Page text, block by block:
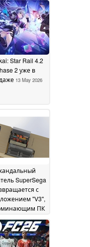
Star Rail 4.2
2 уже в
13 May 2026
SuperSega
с
"V3",
ПК
13 May 2026